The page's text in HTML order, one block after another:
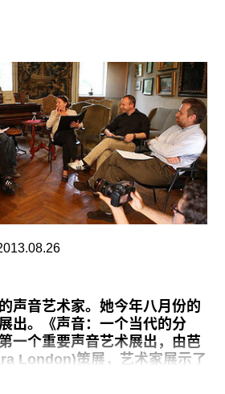
知三年展在名古屋开幕。这个
于多个场地，其中既包括传统
一座前保龄球馆、一个车站、
、一个停车场以及一家地下商
大地－我们身在何处？－场
揺れる大地―われわれはどこに
所、記憶、そして復活）暗示
年东日本大地震以来第一次
的重担。当我问及展览主题在
译告诉我“揺れる”的意思是摇
暑中听闻数百吨高辐射废水
至8月20号已有300吨废水泄
电站流入太平洋时感到的不寒
闷；我手机里的天气预报软件
据我们忠实的翻译说，这是日
声音艺术家。她今年八月份的
出。《声音：一个当代的分
一个重要声音艺术展出，由芭
London)策展，艺术家展示了